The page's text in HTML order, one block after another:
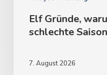
Elf Gründe,
schlechte
7. August 2026